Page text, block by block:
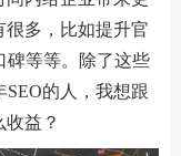
很多，比如提升官
碑等等。除了这些
的人，我想跟
益？